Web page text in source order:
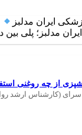
ایران مدلبز
پلی بین دانش
از چه روغنی
سرای (کارشناس ارشد